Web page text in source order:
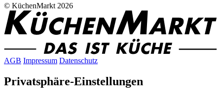
© KüchenMarkt 2026
AGB Impressum Datenschutz
Privatsphäre-Einstellungen